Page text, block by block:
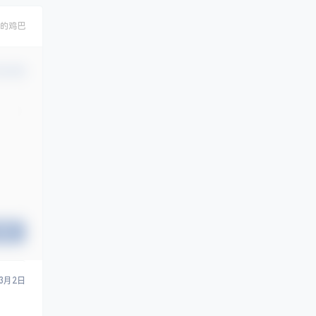
鸡巴
月2日